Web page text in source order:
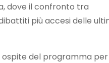
dove il confronto tra
più accesi delle
ospite del programma per